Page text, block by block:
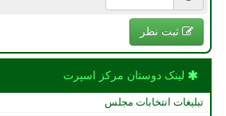
ثبت نظر
لینک دوستان مركز اسپرت
تبلیغات انتخابات مجلس